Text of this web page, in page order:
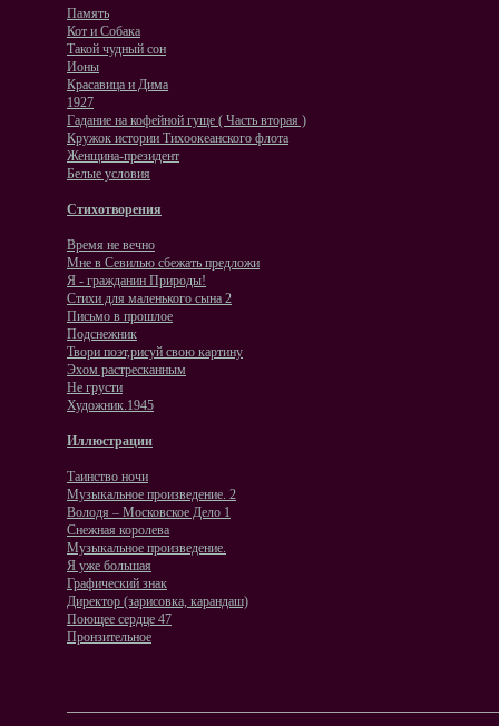
Память
Кот и Собака
Такой чудный сон
Ионы
Красавица и Дима
1927
Гадание на кофейной гуще ( Часть вторая )
Кружок истории Тихоокеанского флота
Женщина-президент
Белые условия
Стихотворения
Время не вечно
Мне в Севилью сбежать предложи
Я - гражданин Природы!
Стихи для маленького сына 2
Письмо в прошлое
Подснежник
Твори поэт,рисуй свою картину
Эхом растресканным
Не грусти
Художник.1945
Иллюстрации
Таинство ночи
Музыкальное произведение. 2
Володя – Московское Дело 1
Снежная королева
Музыкальное произведение.
Я уже большая
Графический знак
Директор (зарисовка, карандаш)
Поющее сердце 47
Пронзительное